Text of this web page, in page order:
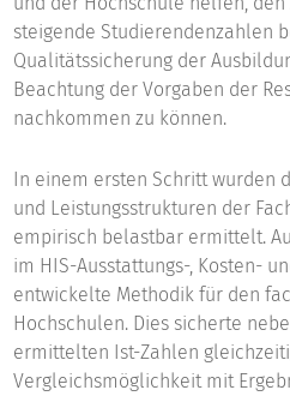
steigende Studierendenzahlen
Qualitätssicherung der
Beachtung der Vorgaben der
nachkommen zu können.
In einem ersten Schritt wurden
und Leistungsstrukturen der
empirisch belastbar ermittelt.
im HIS-Ausstattungs-, Kosten-
entwickelte Methodik für den
Hochschulen. Dies sicherte
ermittelten Ist-Zahlen
Vergleichsmöglichkeit mit